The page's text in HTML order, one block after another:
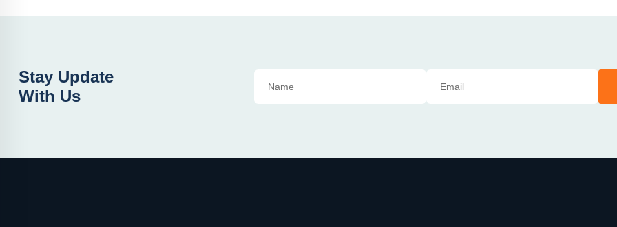
Stay Update
With Us